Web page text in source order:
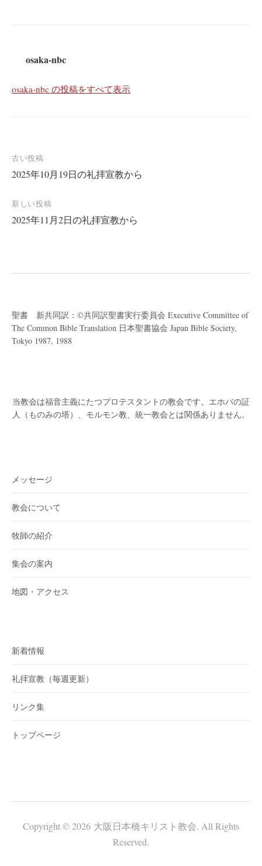
osaka-nbc
osaka-nbc の投稿をすべて表示
投
稿
ナ
ビ
古い投稿
2025年10月19日の礼拝宣教から
新しい投稿
2025年11月2日の礼拝宣教から
聖書 新共同訳：©共同訳聖書実行委員会 Executive Committee of
The Common Bible Translation 日本聖書協会 Japan Bible Society,
Tokyo 1987, 1988
当教会は福音主義にたつプロテスタントの教会です。 エホバの証
人（ものみの塔）、モルモン教、統一教会とは関係ありません。
メッセージ
教会について
牧師の紹介
集会の案内
地図・アクセス
新着情報
礼拝宣教（毎週更新）
リンク集
トップページ
Copyright © 2026 大阪日本橋キリスト教会. All Rights
Reserved.